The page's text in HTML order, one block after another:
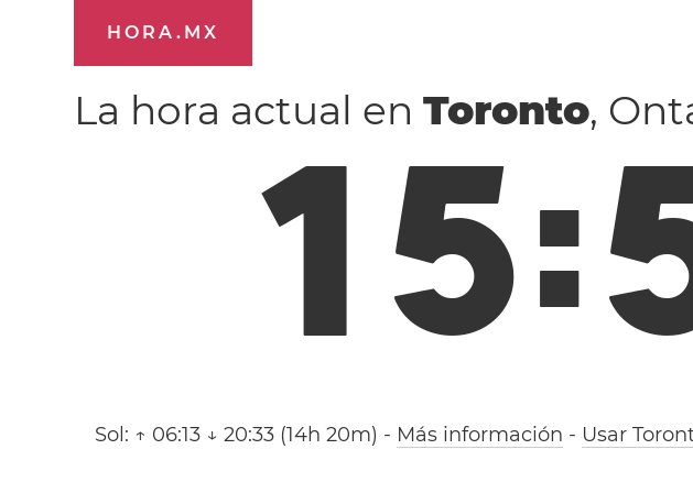
HORA.MX
La hora actual enToronto,
15:
Sol: ↑ 06:13 ↓ 20:33 (14h 20m) - Más información - Usar